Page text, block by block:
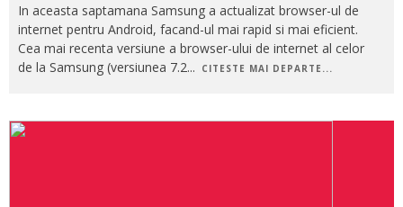
In aceasta saptamana Samsung a actualizat browser-ul de
internet pentru Android, facand-ul mai rapid si mai eficient.
Cea mai recenta versiune a browser-ului de internet al celor
de la Samsung (versiunea 7.2... CITESTE MAI DEPARTE...